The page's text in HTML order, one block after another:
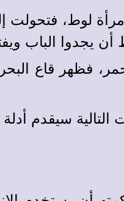
لوط،
يجدوا الباب
فظهر قاع